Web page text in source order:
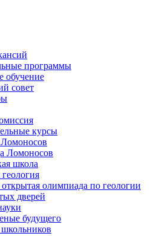
программы
обучение
совет
курсы
Ломоносов
школа
олимпиада по геологии
дверей
будущего